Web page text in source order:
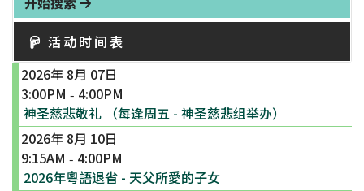
活动时间表
2026年 8月 07日
3:00PM - 4:00PM
神圣慈悲敬礼 （每逢周五 - 神圣慈悲组举办）
2026年 8月 10日
9:15AM - 4:00PM
2026年粵語退省 - 天父所愛的子女